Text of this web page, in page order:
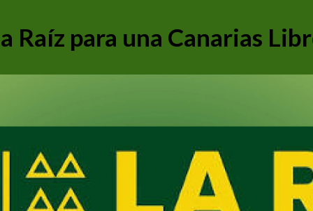
Raíz para una Canarias